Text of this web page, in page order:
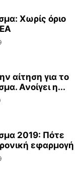
Χωρίς όριο
αίτηση για το
Ανοίγει η...
2019: Πότε
εφαρμογή